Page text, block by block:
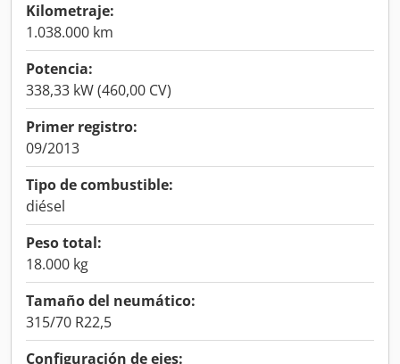
Kilometraje:
1.038.000 km
Potencia:
338,33 kW (460,00 CV)
Primer registro:
09/2013
Tipo de combustible:
diésel
Peso total:
18.000 kg
Tamaño del neumático:
315/70 R22,5
Configuración de ejes: